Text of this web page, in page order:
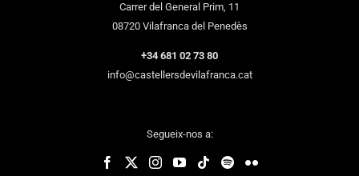
Carrer del General Prim, 11
08720 Vilafranca del Penedès
+34 681 02 73 80
info@castellersdevilafranca.cat
Segueix-nos a: